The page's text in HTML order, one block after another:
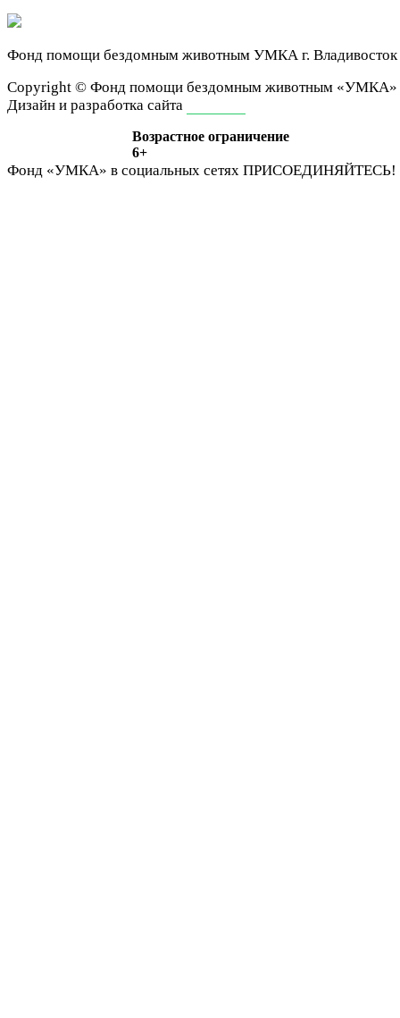
Фонд помощи бездомным животным УМКА г. Владивосток
Сopyright © Фонд помощи бездомным животным «УМКА»
Дизайн и разработка сайта
Возрастное ограничение
6+
Фонд «УМКА» в социальных сетях ПРИСОЕДИНЯЙТЕСЬ!